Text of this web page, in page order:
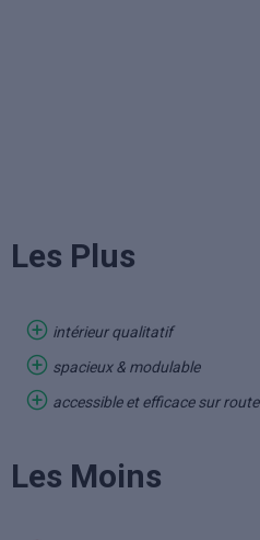
Les Plus
intérieur qualitatif
spacieux & modulable
accessible et efficace sur route
Les Moins